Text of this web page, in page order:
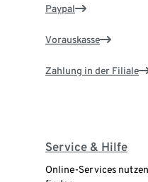
Paypal
Vorauskasse
Zahlung in der Filiale
Service & Hilfe
Online-Services